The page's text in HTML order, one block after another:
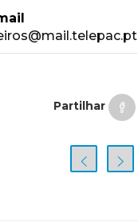
Partilhar